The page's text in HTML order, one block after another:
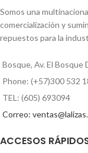
Somos una
comercialización y
repuestos para la
Bosque, Av. El Bosque
Phone: (+57)300 532
TEL: (605) 693094
Correo:
ACCESOS